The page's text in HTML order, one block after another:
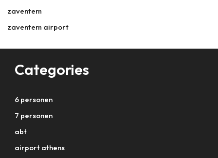
zaventem
zaventem airport
Categories
6 personen
7 personen
abt
airport athens